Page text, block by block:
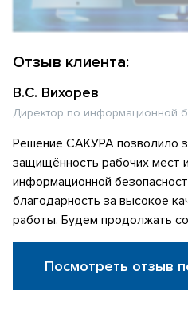
Отзыв клиента:
В.С. Вихорев
Директор по информационной
Решение САКУРА позволило
защищённость рабочих мест
информационной
благодарность за высокое
работы. Будем продолжать
Посмотреть отзыв